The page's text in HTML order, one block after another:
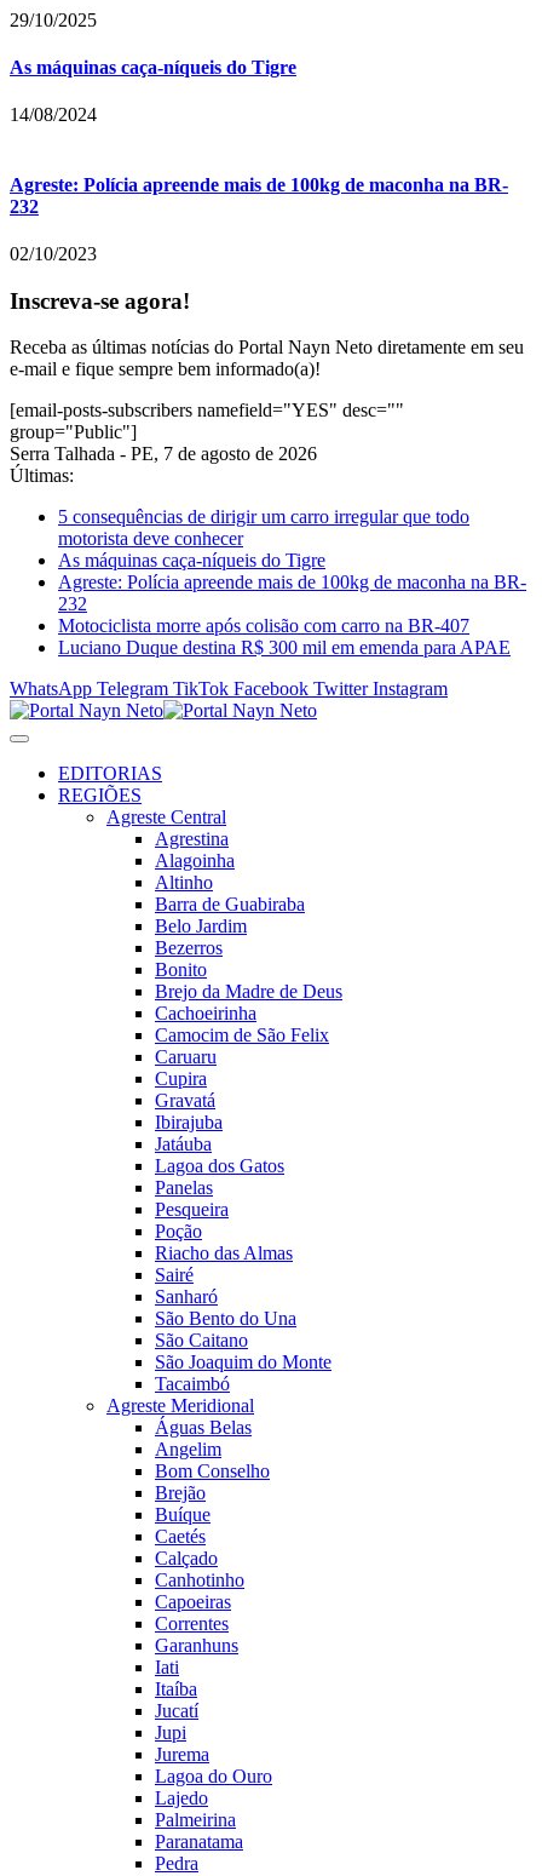
29/10/2025
As máquinas caça-níqueis do Tigre
14/08/2024
Agreste: Polícia apreende mais de 100kg de maconha na BR-
232
02/10/2023
Inscreva-se agora!
Receba as últimas notícias do Portal Nayn Neto diretamente em seu
e-mail e fique sempre bem informado(a)!
[email-posts-subscribers namefield="YES" desc=""
group="Public"]
Serra Talhada - PE, 7 de agosto de 2026
Últimas:
5 consequências de dirigir um carro irregular que todo
motorista deve conhecer
As máquinas caça-níqueis do Tigre
Agreste: Polícia apreende mais de 100kg de maconha na BR-
232
Motociclista morre após colisão com carro na BR-407
Luciano Duque destina R$ 300 mil em emenda para APAE
WhatsApp Telegram TikTok Facebook Twitter Instagram
EDITORIAS
REGIÕES
Agreste Central
Agrestina
Alagoinha
Altinho
Barra de Guabiraba
Belo Jardim
Bezerros
Bonito
Brejo da Madre de Deus
Cachoeirinha
Camocim de São Felix
Caruaru
Cupira
Gravatá
Ibirajuba
Jatáuba
Lagoa dos Gatos
Panelas
Pesqueira
Poção
Riacho das Almas
Sairé
Sanharó
São Bento do Una
São Caitano
São Joaquim do Monte
Tacaimbó
Agreste Meridional
Águas Belas
Angelim
Bom Conselho
Brejão
Buíque
Caetés
Calçado
Canhotinho
Capoeiras
Correntes
Garanhuns
Iati
Itaíba
Jucatí
Jupi
Jurema
Lagoa do Ouro
Lajedo
Palmeirina
Paranatama
Pedra